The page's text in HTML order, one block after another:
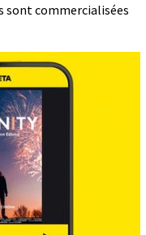
sont commercialisées